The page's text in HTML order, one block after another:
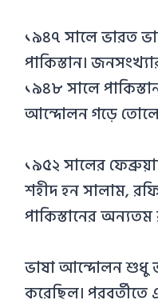
১৯৪৭ সালে ভারত
পাকিস্তান।
১৯৪৮ সালে
আন্দোলন গড়ে
১৯৫২ সালের
শহীদ হন সালাম,
পাকিস্তানের অন্যতম
ভাষা আন্দোলন শুধু
করেছিল। পরবর্তীতে